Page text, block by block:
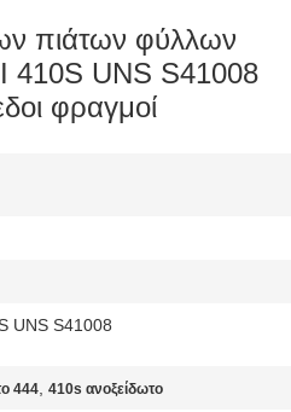
πιάτων φύλλων
410S UNS S41008
φραγμοί
UNS S41008
444,410s ανοξείδωτο